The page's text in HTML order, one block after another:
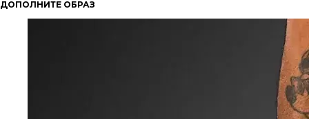
ДОПОЛНИТЕ ОБРАЗ